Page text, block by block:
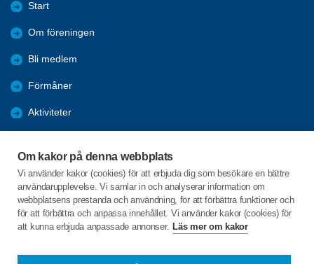
Om kakor på denna webbplats
Vi använder kakor (cookies) för att erbjuda dig som besökare en bättre
användarupplevelse. Vi samlar in och analyserar information om
webbplatsens prestanda och användning, för att förbättra funktioner och
för att förbättra och anpassa innehållet. Vi använder kakor (cookies) för
att kunna erbjuda anpassade annonser. Läs mer om kakor
Start
Om föreningen
Bli medlem
Förmåner
Aktiviteter
Bildgalleri
Arkiv
C/o:Stig Theodorsson